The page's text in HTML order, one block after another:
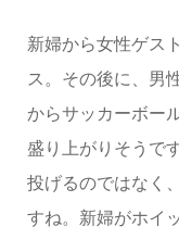
新婦から女性ゲス
ス。その後に、男
からサッカーボー
盛り上がりそうで
投げるのではなく
すね。新婦がホイ